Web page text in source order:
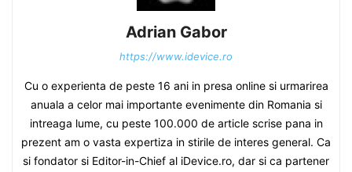
Adrian Gabor
https://www.idevice.ro
Cu o experienta de peste 16 ani in presa online si urmarirea
anuala a celor mai importante evenimente din Romania si
intreaga lume, cu peste 100.000 de article scrise pana in
prezent am o vasta expertiza in stirile de interes general. Ca
si fondator si Editor-in-Chief al iDevice.ro, dar si ca partener